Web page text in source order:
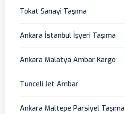
Tokat Sanayi Taşıma
Ankara İstanbul İşyeri Taşıma
Ankara Malatya Ambar Kargo
Tunceli Jet Ambar
Ankara Maltepe Parsiyel Taşıma